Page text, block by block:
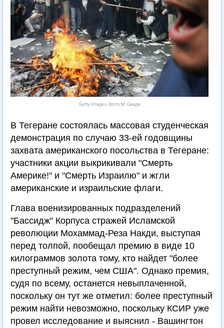
Getty Images. Фото М. Саиди
В Тегеране состоялась массовая студенческая
демонстрация по случаю 33-ей годовщины
захвата американского посольства в Тегеране:
участники акции выкрикивали "Смерть
Америке!" и "Смерть Израилю" и жгли
американские и израильские флаги.
Глава военизированных подразделений
"Бассидж" Корпуса стражей Исламской
революции Мохаммад-Реза Накди, выступая
перед толпой, пообещал премию в виде 10
килограммов золота тому, кто найдет "более
преступный режим, чем США". Однако премия,
судя по всему, останется невыплаченной,
поскольку он тут же отметил: более преступный
режим найти невозможно, поскольку КСИР уже
провел исследование и выяснил - Вашингтон